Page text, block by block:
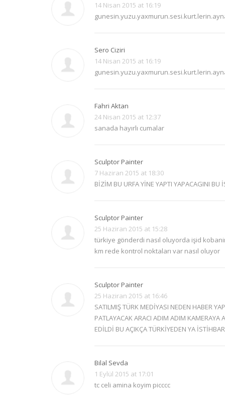
14 Nisan 2015 at 16:19
Sero Ciziri
14 Nisan 2015 at 16:19
Fahri Aktan
24 Nisan 2015 at 12:37
sanada hayırlı cumalar
Sculptor Painter
7 Haziran 2015 at 18:30
BİZİM BU URFA YİNE YAPTI YAPACAGINI BU
Sculptor Painter
25 Haziran 2015 at 15:28
türkiye gönderdi nasıl oluyorda işid
km rede kontrol noktaları var nasıl oluyor
Sculptor Painter
25 Haziran 2015 at 16:46
SATILMIŞ TÜRK MEDİYASI NEDEN HABER
PATLAYACAK ARACI ADIM ADIM KAMERAYA
EDİLDİ BU AÇIKÇA TÜRKİYEDEN YA
Bilal Sevda
1 Eylül 2015 at 17:01
tc celi amina koyim picccc